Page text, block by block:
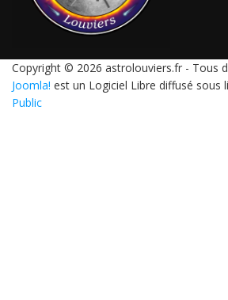
Copyright © 2026 astrolouviers.fr - Tous
Joomla! est un Logiciel Libre diffusé sous
Public